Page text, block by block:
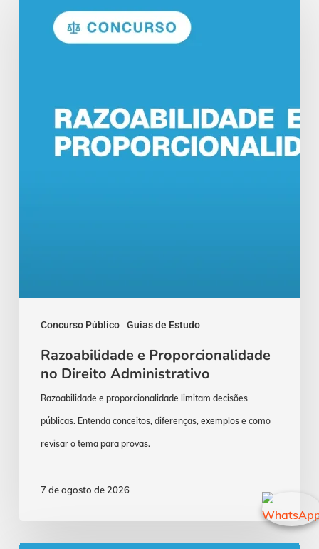
Concurso Público Guias de Estudo
Proporcionalidade
Razoabilidade e Proporcionalidade
no Direito Administrativo
Razoabilidade e proporcionalidade limitam decisões
públicas. Entenda conceitos, diferenças, exemplos e como
revisar o tema para provas.
7 de agosto de 2026